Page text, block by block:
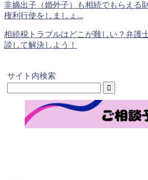
非嫡出子（婚外子）も相続でもらえる
権利行使をしましょ...
相続税トラブルはどこが難しい？弁護
談して解決しよう！
サイト内検索